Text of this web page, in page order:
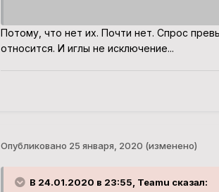
Потому, что нет их. Почти нет. Спрос
относится. И иглы не исключение...
Опубликовано 25 января, 2020 (изменено)
В 24.01.2020 в 23:55, Teamu сказал: